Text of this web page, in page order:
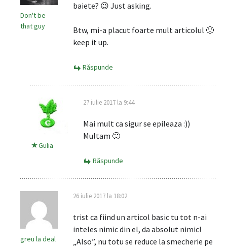
Don't be
that guy
baiete? 😉 Just asking.
Btw, mi-a placut foarte mult articolul 🙂
keep it up.
Răspunde
Gulia
27 iulie 2017 la 9:44
Mai mult ca sigur se epileaza :))
Multam 🙂
Răspunde
greu la deal
26 iulie 2017 la 18:02
trist ca fiind un articol basic tu tot n-ai
inteles nimic din el, da absolut nimic!
„Also”, nu totu se reduce la smecherie pe